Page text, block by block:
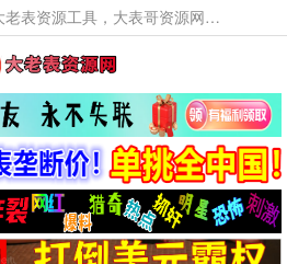
本网站提供资源工具下载，大老表资源工具，大表哥资源网软件工具，大老表资源下载，活动线报福利资源分享,活动线报，大型网游经典游戏，网络热门技术游戏辅助交流与分享。